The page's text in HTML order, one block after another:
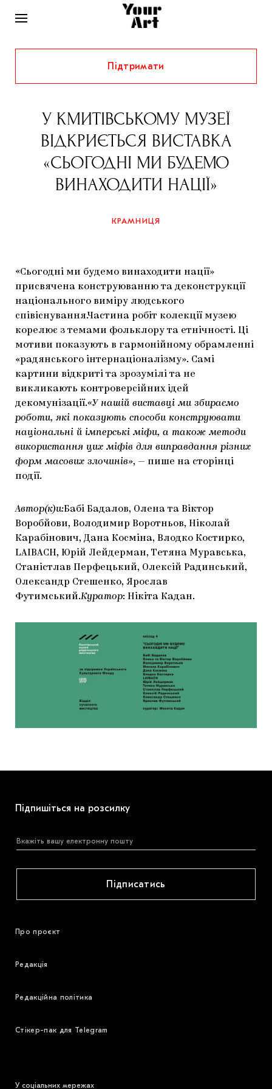
НОВИНИ
ІНТЕРВ’Ю
ХУДОЖНИКИ
КУРАТОРИ
АРХІТЕКТУРА
РІДНИЙ КРАЙ
ФЕСТИВАЛІ
САМООРГАНІЗАЦІЇ
ГАЛЕРЕЇ
АРТЦЕНТРИ
СТАТТІ
ВИСТАВКИ
КНИЖКИ І ЖУРНАЛИ
КОЛОНКИ
СПЕЦПРОЄКТИ
ЯК ПІДТРИМУВАТИ УКРАЇНСЬКЕ МИСТЕЦТВО
МАРІУПОЛЬСЬКІ МАРГІНАЛІЇ
CARPATHIAN CULT ПРО РІЗДВЯНІ СВЯТА
Підтримати
У КМИТІВСЬКОМУ МУЗЕЇ
ВІДКРИЄТЬСЯ ВИСТАВКА
«СЬОГОДНІ МИ БУДЕМО
ВИНАХОДИТИ НАЦІЇ»
КРАМНИЦЯ
«Сьогодні ми будемо винаходити нації»
присвячена конструюванню та деконструкції
національного виміру людського
співіснування.Частина робіт колекції музею
корелює з темами фольклору та етнічності. Ці
мотиви показують в гармонійному обрамленні
«радянського інтернаціоналізму». Самі
картини відкриті та зрозумілі та не
викликають контроверсійних ідей
декомунізації.«У нашій виставці ми збираємо
роботи, які показують способи конструювати
національні й імперські міфи, а також методи
використання цих міфів для виправдання різних
форм масових злочинів», — пише на сторінці
події.
Автор(к)и:Бабі Бадалов, Олена та Віктор
Воробйови, Володимир Воротньов, Ніколай
Карабінович, Дана Косміна, Влодко Костирко,
LAIBACH, Юрій Лейдерман, Тетяна Муравська,
Станістлав Перфецький, Олексій Радинський,
Олександр Стешенко, Ярослав
Футимський.Куратор: Нікіта Кадан.
Підпишіться на розсилку
Підписатись
Про проєкт
Редакція
Редакційна політика
Стікер-пак для Telegram
У соціальних мережах